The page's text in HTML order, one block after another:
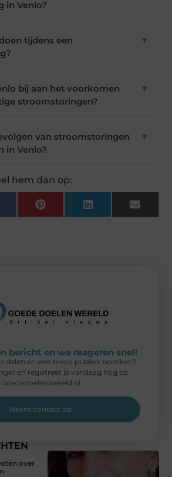
in Venlo?
tijdens een
▼
bij aan het voorkomen
stroomstoringen?
▼
van stroomstoringen
in Venlo?
▼
hem dan op:
Pinterest LinkedIn Email
over
bericht en we reageren snel!
delen en een breed publiek bereiken?
en registreer je vandaag nog op
Goededoelenwereld.nl
Neem contact op